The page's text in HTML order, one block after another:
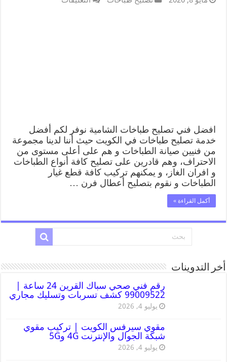
افضل فني تصليح طباخات الشامية نوفر لكم أفضل
خدمة تصليح طباخات في الكويت حيث أننا لدينا مجموعة
من فنيين صيانة الطباخات و هم على أعلى مستوى من
الاحتراف، وهم قادرين على تصليح كافة أنواع الطباخات
و افران الغاز، و يمكنهم تركيب كافة قطع غيار
الطباخات و نقوم بتصليح أعطال فرن …
أكمل القراءة »
أخر التدوينات
رقم فني صحي سباك القرين 24 ساعة |
99009522 كشف تسربات وتسليك مجاري
يوليو 4, 2026
مقوي سيرفس الكويت | تركيب مقوي
شبكة الجوال والإنترنت 4G و5G
يوليو 4, 2026